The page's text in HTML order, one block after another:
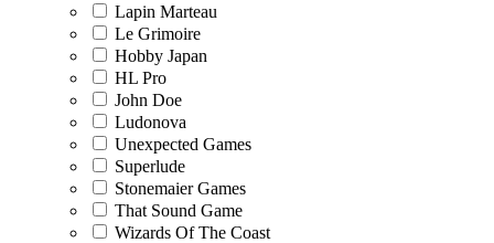
Lapin Marteau
Le Grimoire
Hobby Japan
HL Pro
John Doe
Ludonova
Unexpected Games
Superlude
Stonemaier Games
That Sound Game
Wizards Of The Coast